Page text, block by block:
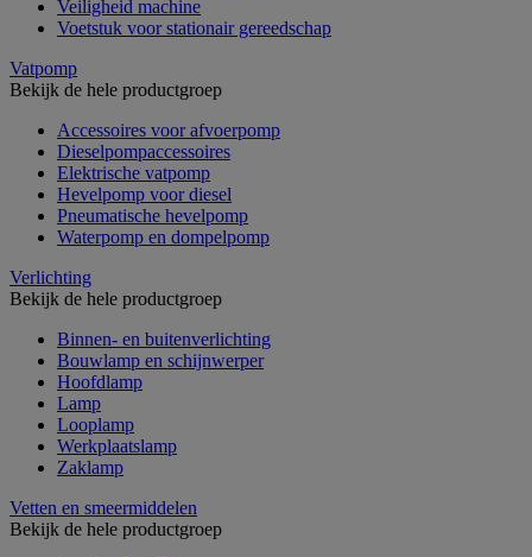
Veiligheid machine
Voetstuk voor stationair gereedschap
Vatpomp
Bekijk de hele productgroep
Accessoires voor afvoerpomp
Dieselpompaccessoires
Elektrische vatpomp
Hevelpomp voor diesel
Pneumatische hevelpomp
Waterpomp en dompelpomp
Verlichting
Bekijk de hele productgroep
Binnen- en buitenverlichting
Bouwlamp en schijnwerper
Hoofdlamp
Lamp
Looplamp
Werkplaatslamp
Zaklamp
Vetten en smeermiddelen
Bekijk de hele productgroep